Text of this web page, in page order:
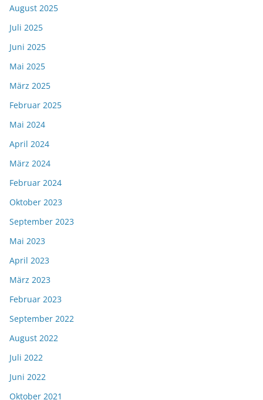
August 2025
Juli 2025
Juni 2025
Mai 2025
März 2025
Februar 2025
Mai 2024
April 2024
März 2024
Februar 2024
Oktober 2023
September 2023
Mai 2023
April 2023
März 2023
Februar 2023
September 2022
August 2022
Juli 2022
Juni 2022
Oktober 2021